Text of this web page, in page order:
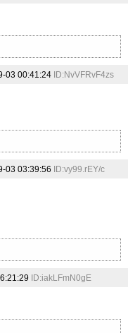
03 00:41:24 ID:NvVFRvF4zs
03 03:39:56 ID:vy99.rEY/c
ID:iakLFmN0gE